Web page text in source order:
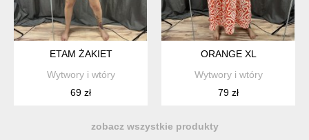
ETAM ŻAKIET
Wytwory i wtóry
69 zł
ORANGE XL
Wytwory i wtóry
79 zł
zobacz wszystkie produkty